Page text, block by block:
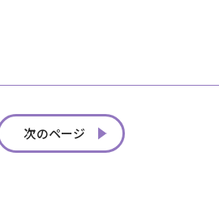
次のページ